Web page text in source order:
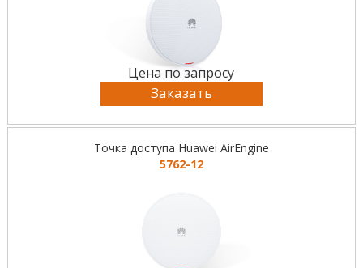
Цена по запросу
Заказать
Точка доступа Huawei AirEngine
5762-12